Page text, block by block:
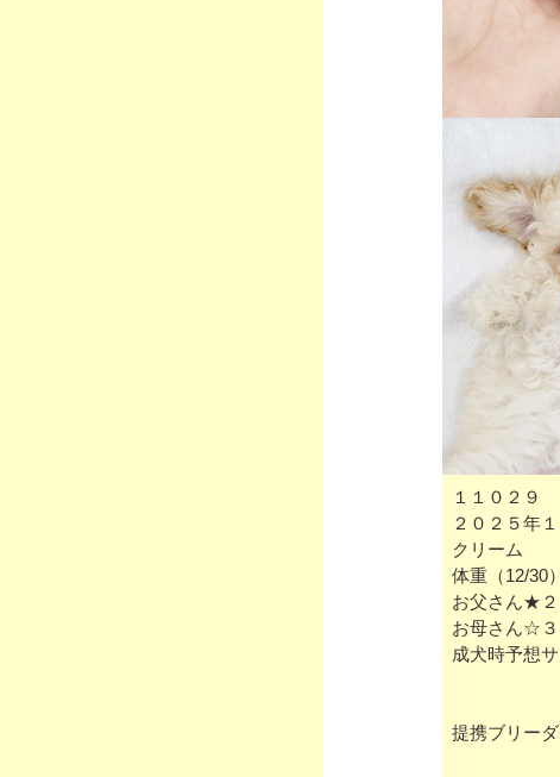
１１０２９
２０２５年
クリーム
体重（12/30
お父さん★
お母さん☆
成犬時予想
提携ブリー